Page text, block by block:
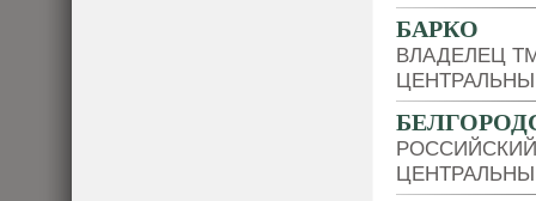
БАРКО
ВЛАДЕЛЕЦ